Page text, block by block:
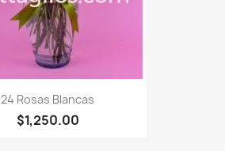
24 Rosas Blancas
$1,250.00